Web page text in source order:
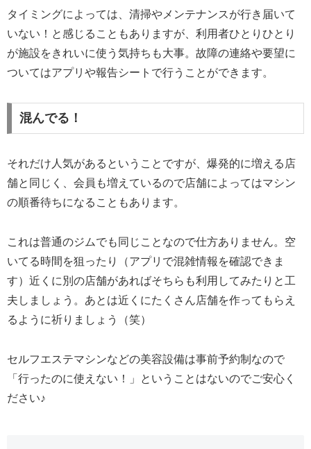
タイミングによっては、清掃やメンテナンスが行き届いて
いない！と感じることもありますが、利用者ひとりひとり
が施設をきれいに使う気持ちも大事。故障の連絡や要望に
ついてはアプリや報告シートで行うことができます。
混んでる！
それだけ人気があるということですが、爆発的に増える店
舗と同じく、会員も増えているので店舗によってはマシン
の順番待ちになることもあります。
これは普通のジムでも同じことなので仕方ありません。空
いてる時間を狙ったり（アプリで混雑情報を確認できま
す）近くに別の店舗があればそちらも利用してみたりと工
夫しましょう。あとは近くにたくさん店舗を作ってもらえ
るように祈りましょう（笑）
セルフエステマシンなどの美容設備は事前予約制なので
「行ったのに使えない！」ということはないのでご安心く
ださい♪